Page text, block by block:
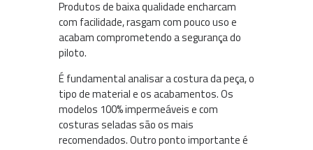
Produtos de baixa qualidade encharcam
com facilidade, rasgam com pouco uso e
acabam comprometendo a segurança do
piloto.
É fundamental analisar a costura da peça, o
tipo de material e os acabamentos. Os
modelos 100% impermeáveis e com
costuras seladas são os mais
recomendados. Outro ponto importante é